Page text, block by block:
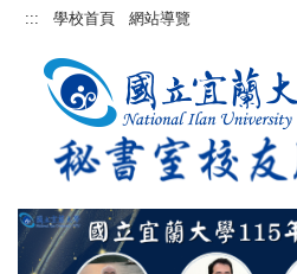
跳::: 學校首頁 網站導覽